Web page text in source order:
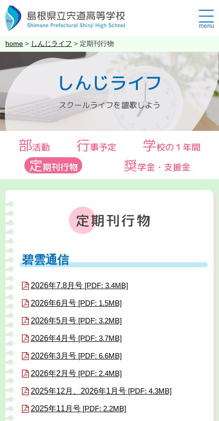
このページの本文へ
メ
ニ
こ
の
ジ
の
置:
home > しんじライフ > 定期刊行物
しんじライフ
スクールライフを謳歌しよう
部活動 行事予定 学校の１年間
定期刊行物 奨学金・支援金
定期刊行物
碧雲通信
2026年7.8月号 [PDF: 3.4MB]
2026年6月号 [PDF: 1.5MB]
2026年5月号 [PDF: 3.2MB]
2026年4月号 [PDF: 3.7MB]
2026年3月号 [PDF: 6.6MB]
2026年2月号 [PDF: 2.4MB]
2025年12月、2026年1月号 [PDF: 4.3MB]
2025年11月号 [PDF: 2.2MB]